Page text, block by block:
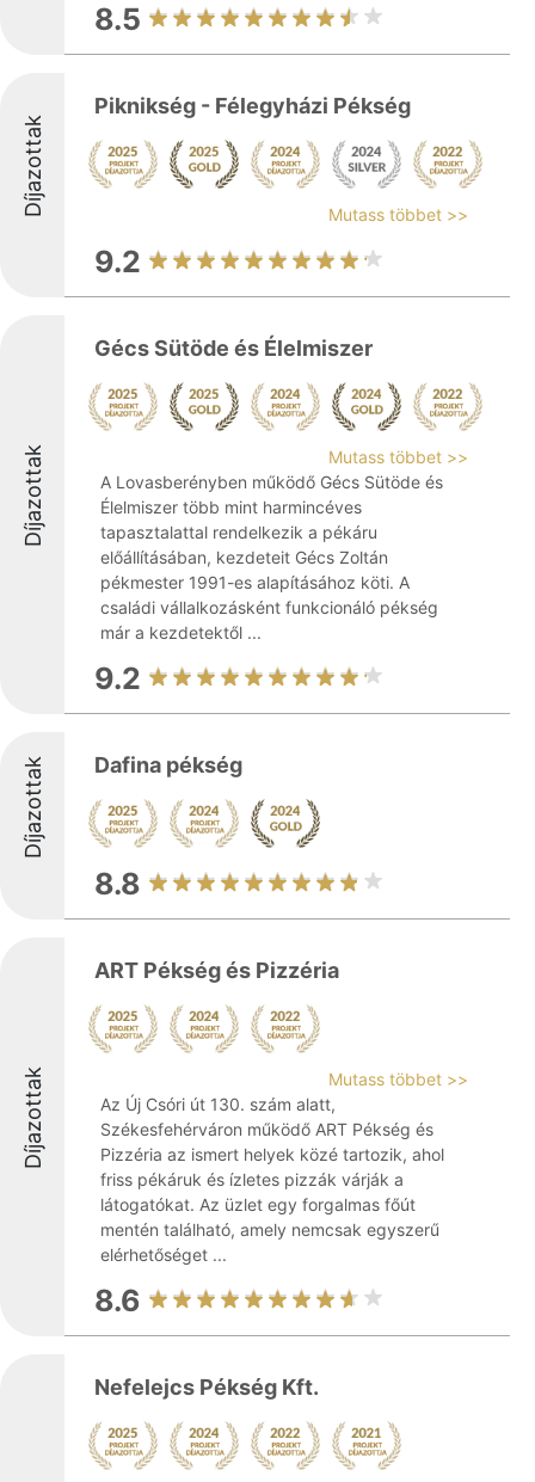
8.5
Díjazottak
Piknikség - Félegyházi Pékség
Mutass többet >>
9.2
Díjazottak
Gécs Sütöde és Élelmiszer
Mutass többet >>
A Lovasberényben működő Gécs Sütöde és
Élelmiszer több mint harmincéves
tapasztalattal rendelkezik a pékáru
előállításában, kezdeteit Gécs Zoltán
pékmester 1991-es alapításához köti. A
családi vállalkozásként funkcionáló pékség
már a kezdetektől ...
9.2
Díjazottak Dafina pékség
8.8
Díjazottak
ART Pékség és Pizzéria
Mutass többet >>
Az Új Csóri út 130. szám alatt,
Székesfehérváron működő ART Pékség és
Pizzéria az ismert helyek közé tartozik, ahol
friss pékáruk és ízletes pizzák várják a
látogatókat. Az üzlet egy forgalmas főút
mentén található, amely nemcsak egyszerű
elérhetőséget ...
8.6
Nefelejcs Pékség Kft.